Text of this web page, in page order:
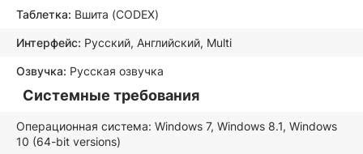
Таблетка: Вшита (CODEX)
Интерфейс: Русский, Английский, Multi
Озвучка: Русская озвучка
Системные требования
Операционная система: Windows 7, Windows 8.1, Windows
10 (64-bit versions)